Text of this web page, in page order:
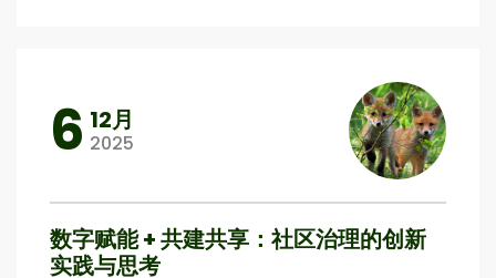
6 12月
2025
数字赋能 + 共建共享：社区治理的创新
实践与思考